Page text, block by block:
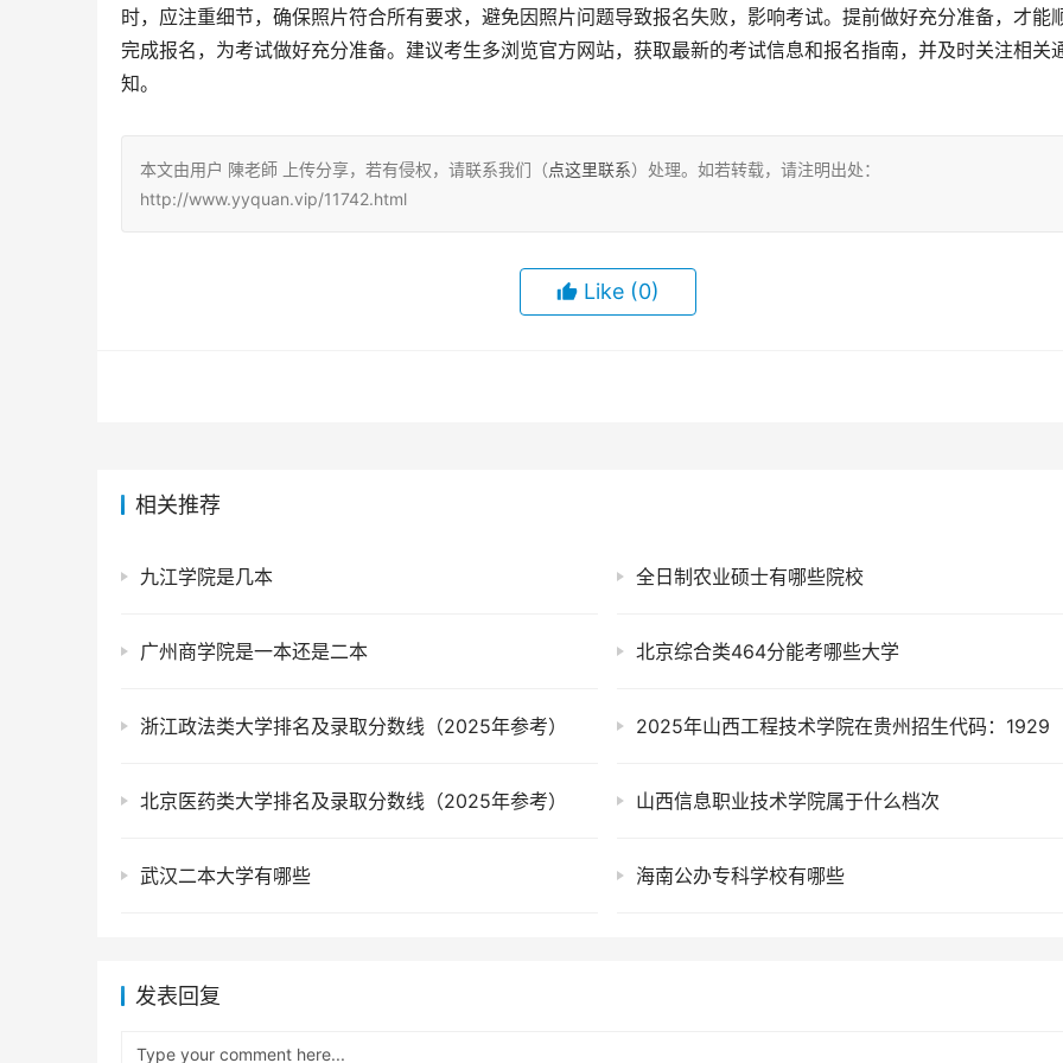
时，应注重细节，确保照片符合所有要求，避免因照片问题导致报名失败，影响考试。提前做好充分准备，才能
完成报名，为考试做好充分准备。建议考生多浏览官方网站，获取最新的考试信息和报名指南，并及时关注相关
知。
本文由用户 陳老師 上传分享，若有侵权，请联系我们（点这里联系）处理。如若转载，请注明出处：
http://www.yyquan.vip/11742.html
Like (0)
相关推荐
九江学院是几本 全日制农业硕士有哪些院校
广州商学院是一本还是二本 北京综合类464分能考哪些大学
浙江政法类大学排名及录取分数线（2025年参考） 2025年山西工程技术学院在贵州招生代码：1929
北京医药类大学排名及录取分数线（2025年参考） 山西信息职业技术学院属于什么档次
武汉二本大学有哪些 海南公办专科学校有哪些
发表回复